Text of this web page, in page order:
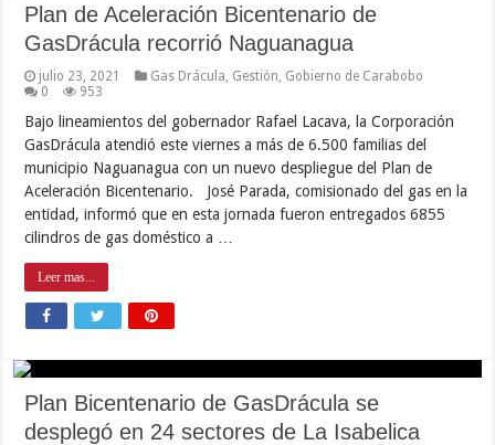
Plan de Aceleración Bicentenario de
GasDrácula recorrió Naguanagua
julio 23, 2021 Gas Drácula Gestión Gobierno de Carabobo
0
953
Bajo lineamientos del gobernador Rafael Lacava, la Corporación
GasDrácula atendió este viernes a más de 6.500 familias del
municipio Naguanagua con un nuevo despliegue del Plan de
Aceleración Bicentenario. José Parada, comisionado del gas en la
entidad, informó que en esta jornada fueron entregados 6855
cilindros de gas doméstico a …
Leer mas...
Plan Bicentenario de GasDrácula se
desplegó en 24 sectores de La Isabelica